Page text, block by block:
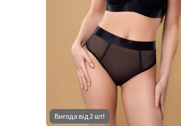
Вигода від 2 шт!